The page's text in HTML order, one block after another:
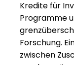
Kredite für
Programme
Forschung.
zwischen